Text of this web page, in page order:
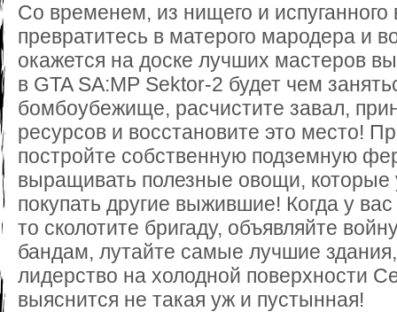
Со временем, из нищего и
превратитесь в матерого мародера и
окажется на доске лучших мастеров
в GTA SA:MP Sektor-2 будет чем
бомбоубежище, расчистите завал,
ресурсов и восстановите это место!
постройте собственную подземную
выращивать полезные овощи, которые
покупать другие выжившие! Когда у
то сколотите бригаду, объявляйте
бандам, лутайте самые лучшие
лидерство на холодной поверхности
выяснится не такая уж и пустынная!